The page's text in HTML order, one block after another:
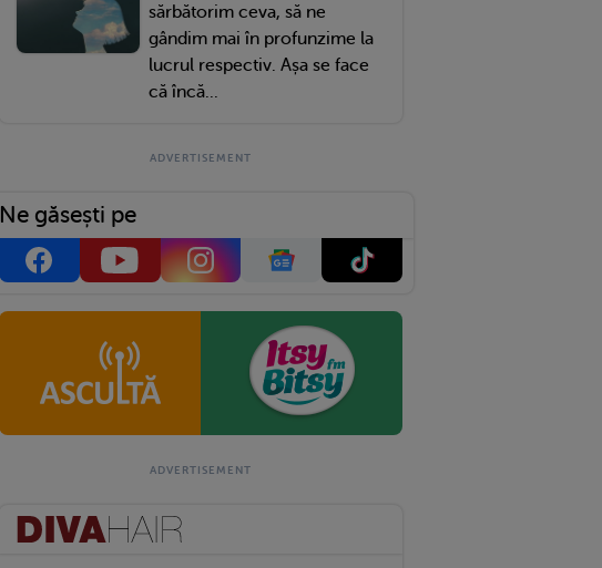
sărbătorim ceva, să ne
gândim mai în profunzime la
lucrul respectiv. Așa se face
că încă...
Ne găsești pe